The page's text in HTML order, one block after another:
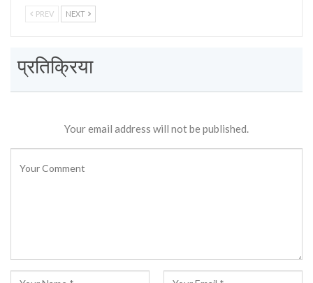
PREV NEXT
प्रतिक्रिया
Your email address will not be published.